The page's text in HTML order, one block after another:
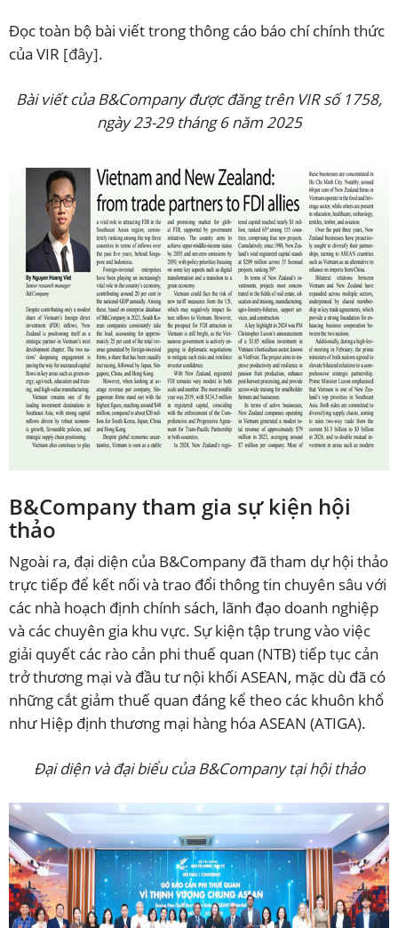
Đọc toàn bộ bài viết trong thông cáo báo chí chính thức
của VIR [đây].
Bài viết của B&Company được đăng trên VIR số 1758,
ngày 23-29 tháng 6 năm 2025
B&Company tham gia sự kiện hội
thảo
Ngoài ra, đại diện của B&Company đã tham dự hội thảo
trực tiếp để kết nối và trao đổi thông tin chuyên sâu với
các nhà hoạch định chính sách, lãnh đạo doanh nghiệp
và các chuyên gia khu vực. Sự kiện tập trung vào việc
giải quyết các rào cản phi thuế quan (NTB) tiếp tục cản
trở thương mại và đầu tư nội khối ASEAN, mặc dù đã có
những cắt giảm thuế quan đáng kể theo các khuôn khổ
như Hiệp định thương mại hàng hóa ASEAN (ATIGA).
Đại diện và đại biểu của B&Company tại hội thảo